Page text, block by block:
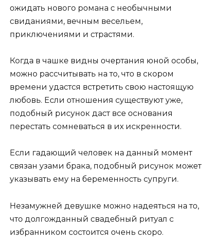
ожидать нового романа с необычными
свиданиями, вечным весельем,
приключениями и страстями.
Когда в чашке видны очертания юной особы,
можно рассчитывать на то, что в скором
времени удастся встретить свою настоящую
любовь. Если отношения существуют уже,
подобный рисунок даст все основания
перестать сомневаться в их искренности.
Если гадающий человек на данный момент
связан узами брака, подобный рисунок может
указывать ему на беременность супруги.
Незамужней девушке можно надеяться на то,
что долгожданный свадебный ритуал с
избранником состоится очень скоро.